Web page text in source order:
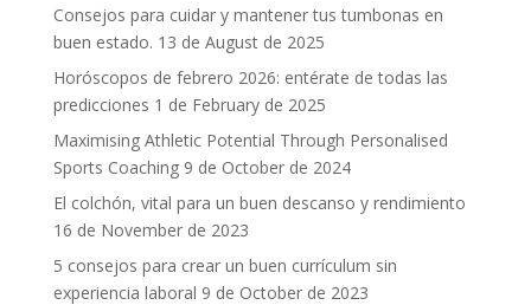
Consejos para cuidar y mantener tus tumbonas en
buen estado. 13 de August de 2025
Horóscopos de febrero 2026: entérate de todas las
predicciones 1 de February de 2025
Maximising Athletic Potential Through Personalised
Sports Coaching 9 de October de 2024
El colchón, vital para un buen descanso y rendimiento
16 de November de 2023
5 consejos para crear un buen currículum sin
experiencia laboral 9 de October de 2023